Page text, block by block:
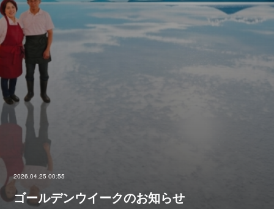
2026.04.25 00:55
ゴールデンウイークのお知らせ